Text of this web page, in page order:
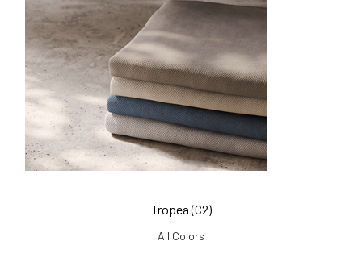
Tropea (C2)
All Colors